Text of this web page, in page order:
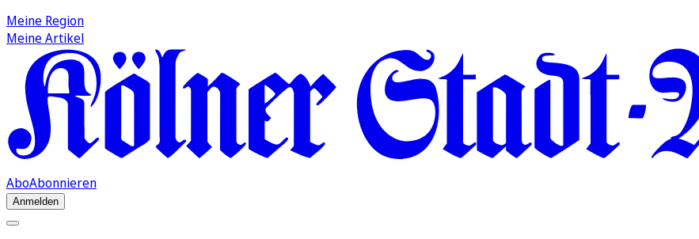
Meine Region
Meine Artikel
AboAbonnieren
Anmelden